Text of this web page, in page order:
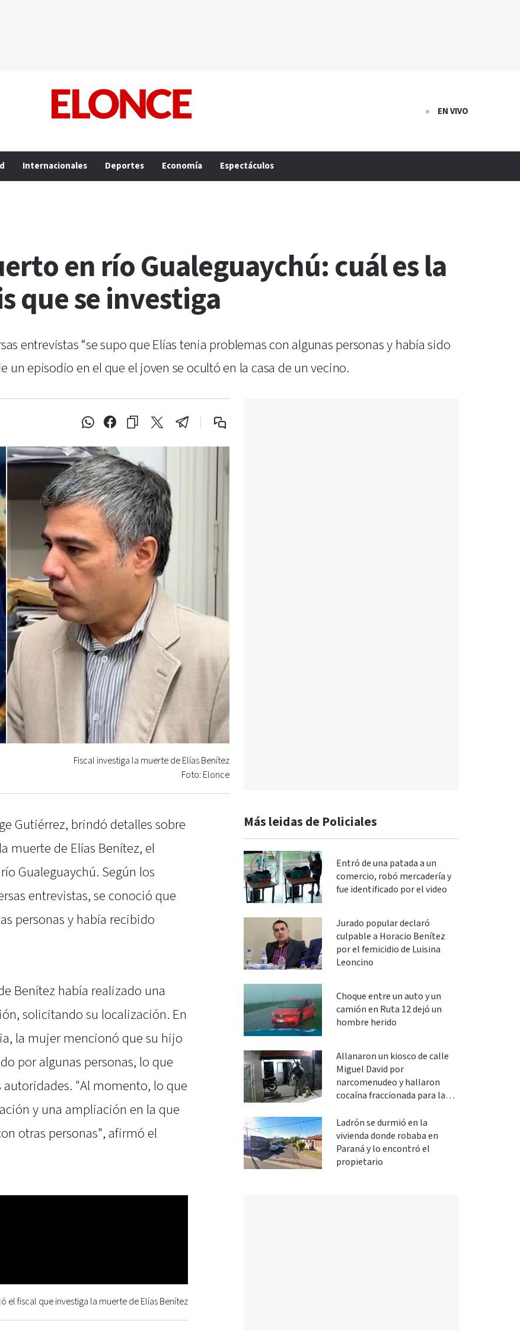
EN VIVO
Internacionales Deportes Economía Espectáculos
en río Gualeguaychú: cuál es la
que se investiga
entrevistas “se supo que Elías tenia problemas con algunas personas y había sido
un episodio en el que el joven se ocultó en la casa de un vecino.
Fiscal investiga la muerte de Elías Benítez
Foto: Elonce
Gutiérrez, brindó detalles sobre
muerte de Elías Benítez, el
Gualeguaychú. Según los
entrevistas, se conoció que
personas y había recibido
Benítez había realizado una
solicitando su localización. En
la mujer mencionó que su hijo
por algunas personas, lo que
"Al momento, lo que
y una ampliación en la que
otras personas", afirmó el
el fiscal que investiga la muerte de Elías Benítez
Más leidas de Policiales
Entró de una patada a un
comercio, robó mercadería y
fue identificado por el video
Jurado popular declaró
culpable a Horacio Benítez
por el femicidio de Luisina
Leoncino
Choque entre un auto y un
camión en Ruta 12 dejó un
hombre herido
Allanaron un kiosco de calle
Miguel David por
narcomenudeo y hallaron
cocaína fraccionada para la
Ladrón se durmió en la
vivienda donde robaba en
Paraná y lo encontró el
propietario